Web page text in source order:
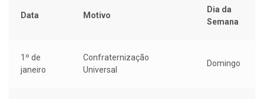
Data Motivo
Dia da
Semana
1º de
janeiro
Confraternização
Universal
Domingo